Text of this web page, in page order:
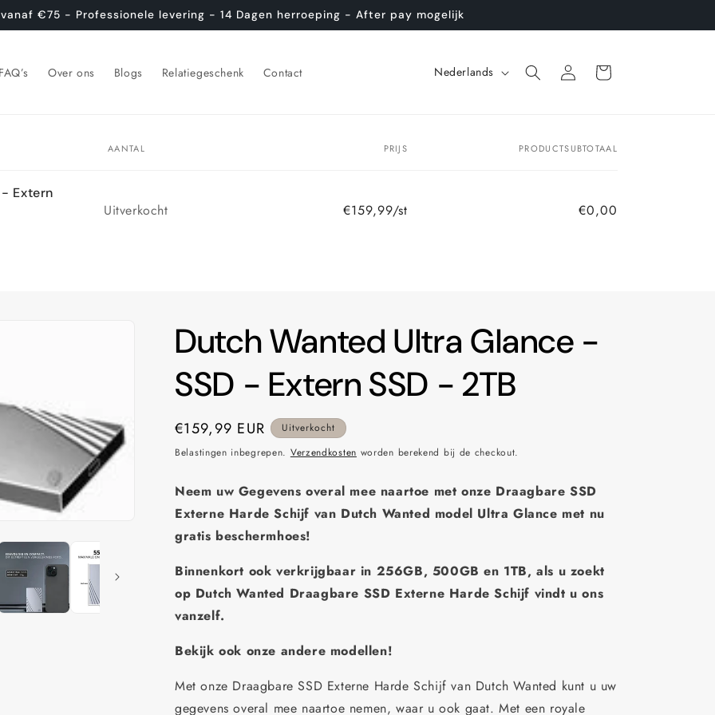
€75 - Professionele levering - 14 Dagen herroeping - After pay mogelijk
FAQ’s Over ons Blogs Relatiegeschenk Contact
TNederlands InloggenWinkelwagen
AANTAL PRIJS PRODUCTSUBTOTAAL
Extern
Aantal
Uitverkocht €159,99/st €0,00
Dutch Wanted Ultra Glance -
SSD - Extern SSD - 2TB
Normale
prijs
€159,99 EUR
Uitverkocht
Belastingen inbegrepen. Verzendkosten worden berekend bij de checkout.
Neem uw Gegevens overal mee naartoe met onze Draagbare SSD
Externe Harde Schijf van Dutch Wanted model Ultra Glance met nu
gratis beschermhoes!
Binnenkort ook verkrijgbaar in 256GB, 500GB en 1TB, als u zoekt
op Dutch Wanted Draagbare SSD Externe Harde Schijf vindt u ons
vanzelf.
Bekijk ook onze andere modellen!
Met onze Draagbare SSD Externe Harde Schijf van Dutch Wanted kunt u uw
gegevens overal mee naartoe nemen, waar u ook gaat. Met een royale